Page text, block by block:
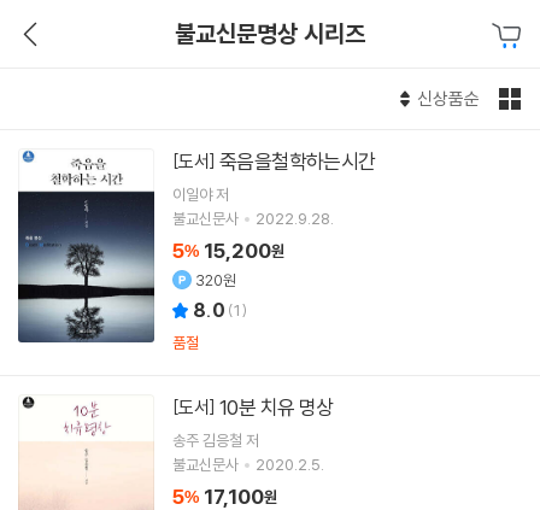
불교신문명상 시리즈
신상품순
[도서] 죽음을철학하는시간
이일야저
불교신문사
2022.9.28.
5% 15,200원
320원
8.0 (1)
품절
[도서] 10분 치유 명상
송주 김응철 저
불교신문사
2020.2.5.
5% 17,100원